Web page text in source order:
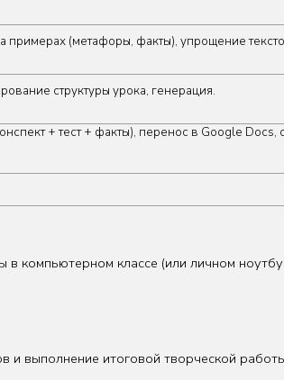
примерах (метафоры, факты), упрощение
структуры урока, генерация.
+ тест + факты), перенос в Google Docs,
компьютерном классе (или личном
и выполнение итоговой творческой